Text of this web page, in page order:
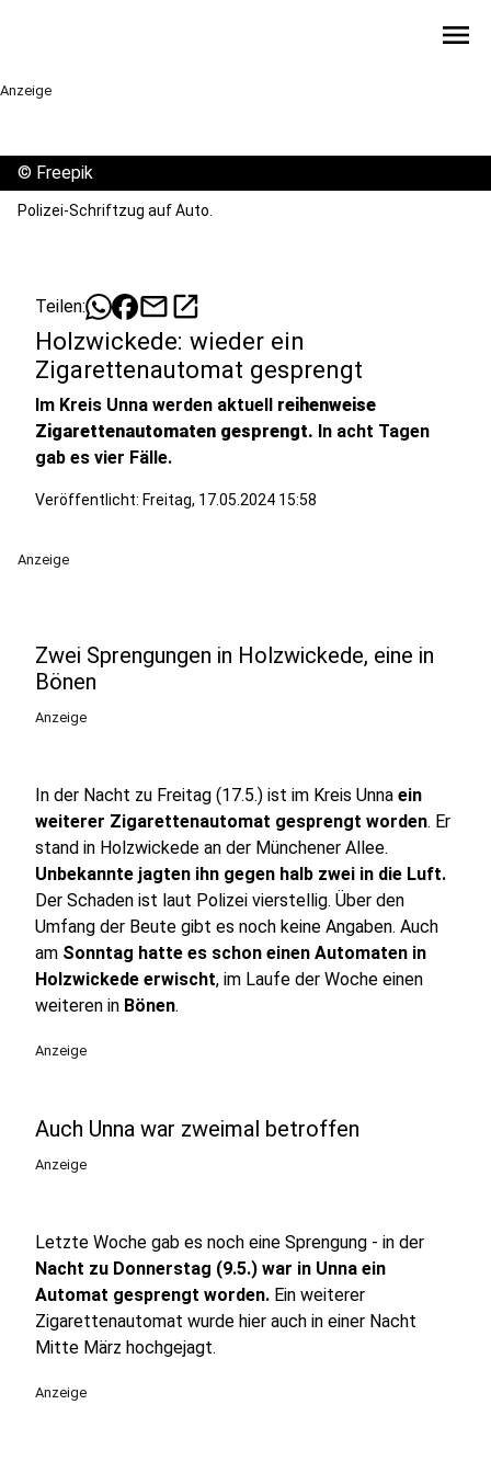
menu
Anzeige
© Freepik
Polizei-Schriftzug auf Auto.
Teilen: mailopen_in_new
Holzwickede: wieder ein
Zigarettenautomat gesprengt
Im Kreis Unna werden aktuell reihenweise
Zigarettenautomaten gesprengt. In acht Tagen
gab es vier Fälle.
Veröffentlicht: Freitag, 17.05.2024 15:58
Anzeige
Zwei Sprengungen in Holzwickede, eine in
Bönen
Anzeige
In der Nacht zu Freitag (17.5.) ist im Kreis Unna ein
weiterer Zigarettenautomat gesprengt worden. Er
stand in Holzwickede an der Münchener Allee.
Unbekannte jagten ihn gegen halb zwei in die Luft.
Der Schaden ist laut Polizei vierstellig. Über den
Umfang der Beute gibt es noch keine Angaben. Auch
am Sonntag hatte es schon einen Automaten in
Holzwickede erwischt, im Laufe der Woche einen
weiteren in Bönen.
Anzeige
Auch Unna war zweimal betroffen
Anzeige
Letzte Woche gab es noch eine Sprengung - in der
Nacht zu Donnerstag (9.5.) war in Unna ein
Automat gesprengt worden. Ein weiterer
Zigarettenautomat wurde hier auch in einer Nacht
Mitte März hochgejagt.
Anzeige